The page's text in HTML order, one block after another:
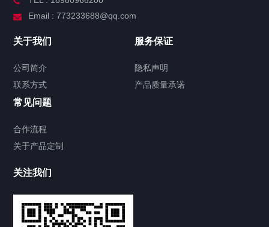
Email : 773233688@qq.com
关于我们
公司简介
联系方式
服务保证
隐私声明
产品质量承诺
常见问题
合作流程
关于产品定制
关注我们